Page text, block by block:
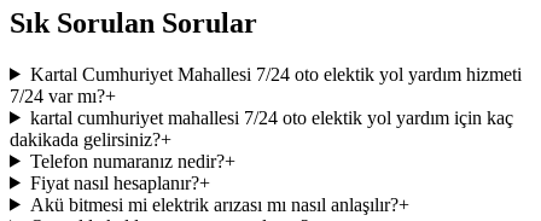
Sık Sorulan Sorular
Kartal Cumhuriyet Mahallesi 7/24 oto elektik yol yardım hizmeti
7/24 var mı?+
kartal cumhuriyet mahallesi 7/24 oto elektik yol yardım için kaç
dakikada gelirsiniz?+
Telefon numaranız nedir?+
Fiyat nasıl hesaplanır?+
Akü bitmesi mi elektrik arızası mı nasıl anlaşılır?+